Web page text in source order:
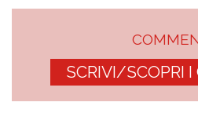
SCRIVI/SCOPRI